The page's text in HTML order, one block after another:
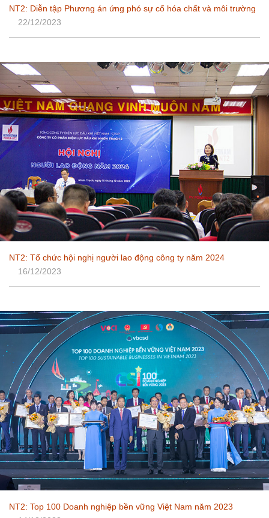
NT2: Diễn tập Phương án ứng phó sự cố hóa chất và môi trường
22/12/2023
NT2: Tổ chức hội nghị người lao động công ty năm 2024
16/12/2023
NT2: Top 100 Doanh nghiệp bền vững Việt Nam năm 2023